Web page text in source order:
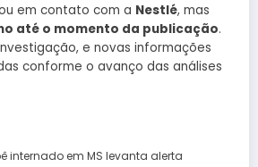
em contato com a Nestlé, mas
até o momento da publicação.
e novas informações
conforme o avanço das análises